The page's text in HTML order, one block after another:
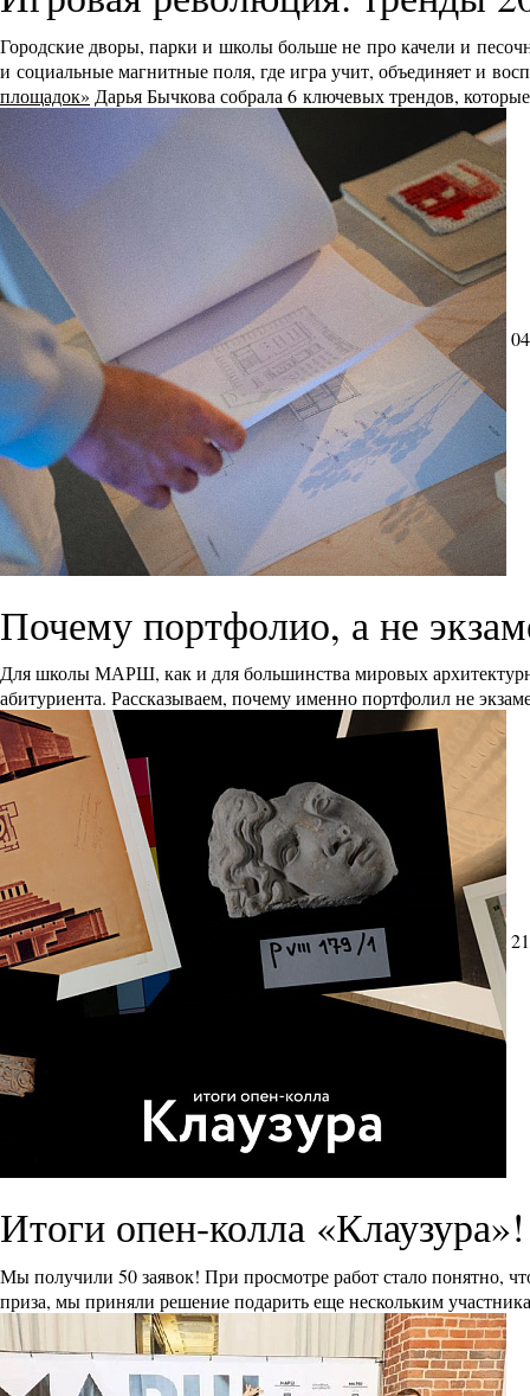
Городские дворы, парки и школы больше не про качели и
и социальные магнитные поля, где игра учит, объединяет и
площадок» Дарья Бычкова собрала 6 ключевых трендов,
Почему портфолио, а не
Для школы МАРШ, как и для большинства мировых
абитуриента. Рассказываем, почему именно портфолил не
Итоги опен-колла «Клаузура»!
Мы получили 50 заявок! При просмотре работ стало понятно,
приза, мы приняли решение подарить еще нескольким